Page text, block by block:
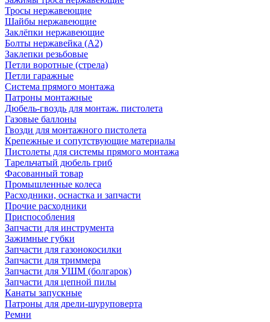
Тросы нержавеющие
Шайбы нержавеющие
Заклёпки нержавеющие
Болты нержавейка (А2)
Заклепки резьбовые
Петли воротные (стрела)
Петли гаражные
Система прямого монтажа
Патроны монтажные
Дюбель-гвоздь для монтаж. пистолета
Газовые баллоны
Гвозди для монтажного пистолета
Крепежные и сопутствующие материалы
Пистолеты для системы прямого монтажа
Тарельчатый дюбель гриб
Фасованный товар
Промышленные колеса
Расходники, оснастка и запчасти
Прочие расходники
Приспособления
Запчасти для инструмента
Зажимные губки
Запчасти для газонокосилки
Запчасти для триммера
Запчасти для УШМ (болгарок)
Запчасти для цепной пилы
Канаты запускные
Патроны для дрели-шуруповерта
Ремни